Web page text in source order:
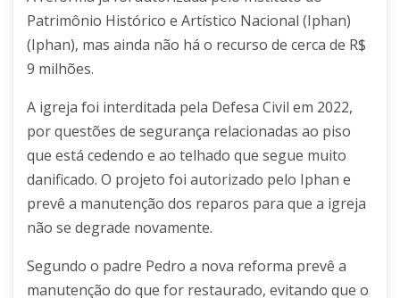
Patrimônio Histórico e Artístico Nacional (Iphan)
(Iphan), mas ainda não há o recurso de cerca de R$
9 milhões.
A igreja foi interditada pela Defesa Civil em 2022,
por questões de segurança relacionadas ao piso
que está cedendo e ao telhado que segue muito
danificado. O projeto foi autorizado pelo Iphan e
prevê a manutenção dos reparos para que a igreja
não se degrade novamente.
Segundo o padre Pedro a nova reforma prevê a
manutenção do que for restaurado, evitando que o